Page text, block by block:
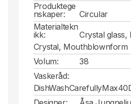
Produktege
nskaper:
Circular
Materialtekn
ikk:
Crystal glass,
Crystal, Mouthblownform
Volum:
38
Vaskeråd: